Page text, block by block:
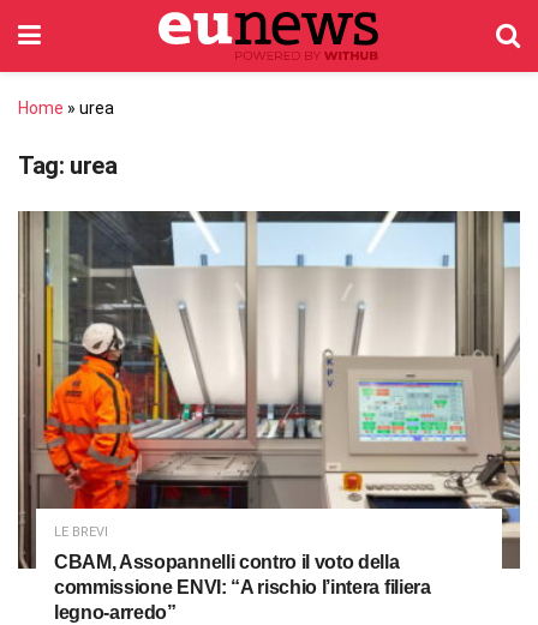
Home » urea
Tag: urea
LE BREVI
CBAM, Assopannelli contro il voto della
commissione ENVI: “A rischio l’intera filiera
legno-arredo”